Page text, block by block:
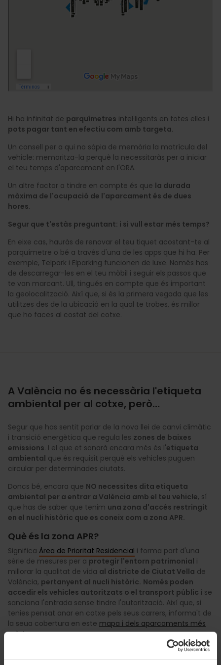
Hi ha infinitat de parquímetres intel·ligents en totes elles i
pots pagar tant en efectiu com amb targeta.
Un consell per a qui no sàpia de memòria la matrícula del
vehicle: memoritza-la perquè la necessitaràs per a iniciar
el teu temps d'aparcament en l'ORA.
Un altre factor a tindre en compte és que la durada
màxima de l'ocupació de l'aparcament és de dues
hores.
Segur que t'estàs preguntant: i si vull estar més temps?
En eixe cas, hauràs de renovar el teu tiquet acostant-te al
parquímetre o bé a través d'una de les apps que hi ha. Per
exemple, Telpark i Elparking funcionen de luxe. Només has
de descarregar-les en el teu mòbil i seguir els passos que
te van marcant. Ull, tingués en compte que és important
la geolocalització. Així que, si és la primera vegada que les
utilitzes des de la ubicació en la qual te trobes, és millor
que ho faces al costat del cotxe.
A València no és necessària l'etiqueta
ambiental per al cotxe, però…
Segur que has sentit parlar de la nova llei de canvi climàtic
i transició energètica que regula les zones de baixes
emissions. I el que et sonarà encara més és l'etiqueta
ambiental que és requisit perquè els vehicles puguen
circular per determinades ciutats.
Doncs bé, encara que NO necessites dita etiqueta
ambiental per a entrar a València amb el teu vehicle, sí
que has de saber que tenim una zona d'accés restringit
en el nucli històric que es coneix com a zona APR.
Què és la zona APR?
Significa Àrea de Prioritat Residencial i forma part d'una
sèrie de mesures per a protegir l'entorn patrimonial i
millorar la qualitat de vida al districte de Ciutat Vella de
València, pertanyent al nucli històric. Només poden
accedir els vehicles autoritzats o el transport públic i se
sanciona l'entrada sense tindre l'autorització. Així que, si
tenies pensat anar en cotxe pels seus carrers, informa't de
la seua cobertura en este mapa i dels aparcaments més
pròxims.